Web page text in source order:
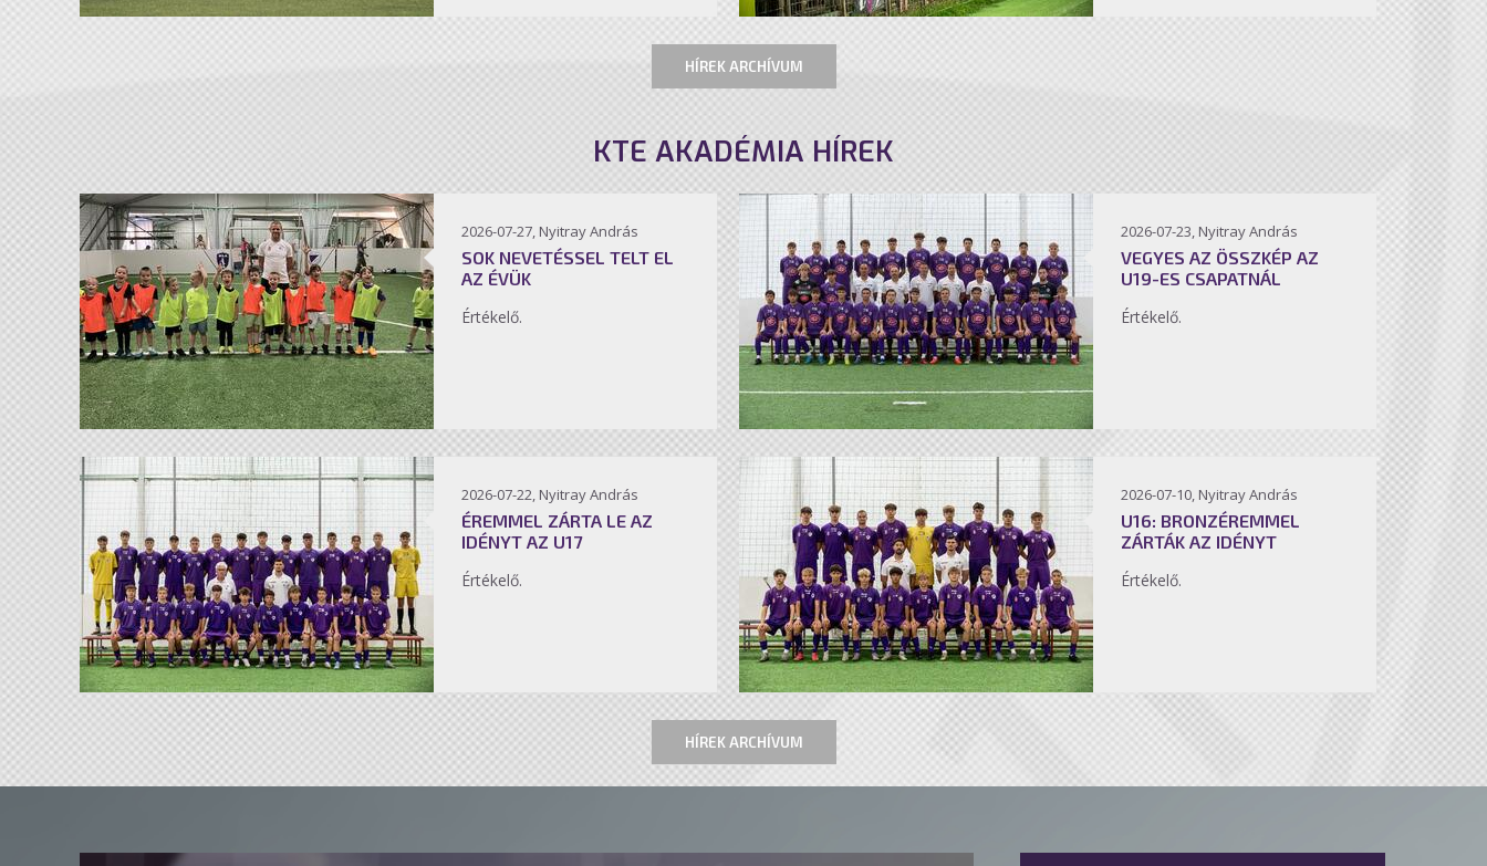
HÍREK ARCHÍVUM
KTE AKADÉMIA HÍREK
2026-07-27, Nyitray András
SOK NEVETÉSSEL TELT EL
AZ ÉVÜK
Értékelő.
2026-07-23, Nyitray András
VEGYES AZ ÖSSZKÉP AZ
U19-ES CSAPATNÁL
Értékelő.
2026-07-22, Nyitray András
ÉREMMEL ZÁRTA LE AZ
IDÉNYT AZ U17
Értékelő.
2026-07-10, Nyitray András
U16: BRONZÉREMMEL
ZÁRTÁK AZ IDÉNYT
Értékelő.
HÍREK ARCHÍVUM